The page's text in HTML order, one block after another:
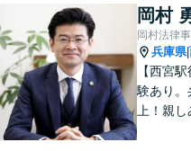
る方は、
い。【宅
保持】
岡村
岡村法律
兵庫県|
【西宮
験あり。
上！親